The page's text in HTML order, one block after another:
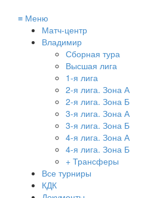
≡ Меню
Матч-центр
Владимир
Сборная тура
Высшая лига
1-я лига
2-я лига. Зона А
2-я лига. Зона Б
3-я лига. Зона А
3-я лига. Зона Б
4-я лига. Зона А
4-я лига. Зона Б
+ Трансферы
Все турниры
КДК